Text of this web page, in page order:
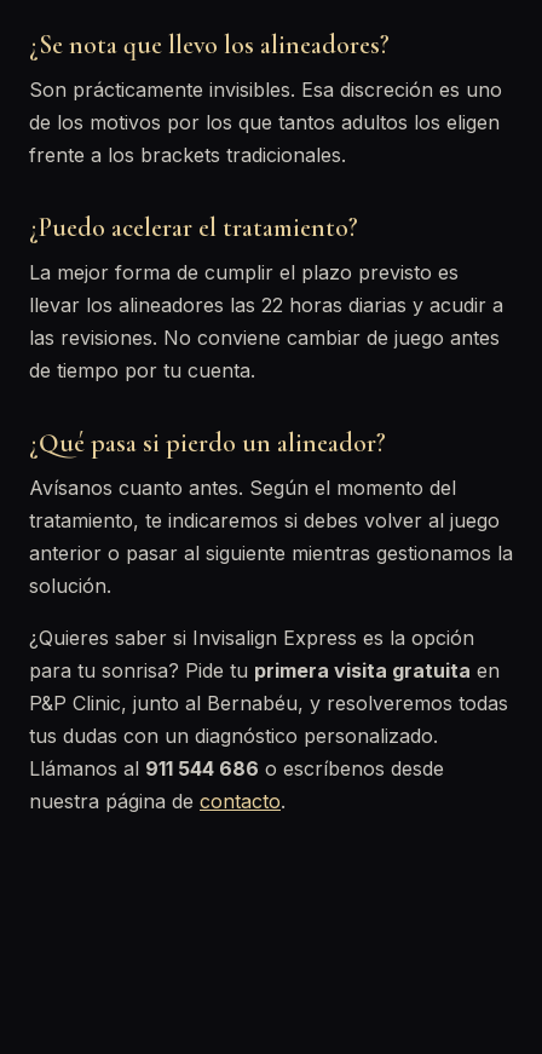
¿Se nota que llevo los alineadores?
Son prácticamente invisibles. Esa discreción es uno
de los motivos por los que tantos adultos los eligen
frente a los brackets tradicionales.
¿Puedo acelerar el tratamiento?
La mejor forma de cumplir el plazo previsto es
llevar los alineadores las 22 horas diarias y acudir a
las revisiones. No conviene cambiar de juego antes
de tiempo por tu cuenta.
¿Qué pasa si pierdo un alineador?
Avísanos cuanto antes. Según el momento del
tratamiento, te indicaremos si debes volver al juego
anterior o pasar al siguiente mientras gestionamos la
solución.
¿Quieres saber si Invisalign Express es la opción
para tu sonrisa? Pide tu primera visita gratuita en
P&P Clinic, junto al Bernabéu, y resolveremos todas
tus dudas con un diagnóstico personalizado.
Llámanos al 911 544 686 o escríbenos desde
nuestra página de contacto.